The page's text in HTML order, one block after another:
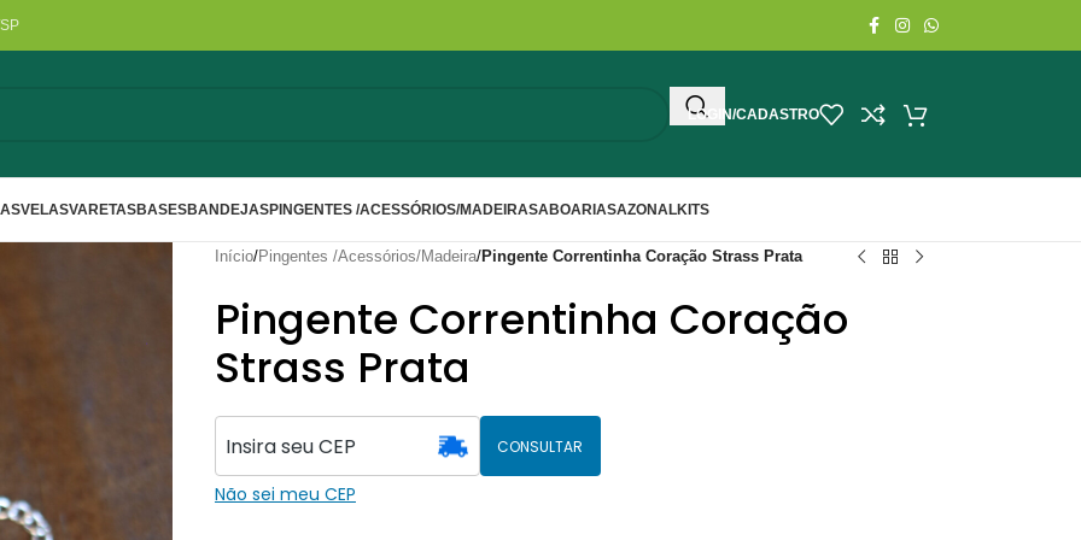
LOGIN/CADASTRO
VELASVARETASBASESBANDEJASPINGENTES /ACESSÓRIOS/MADEIRASABOARIASAZONALKITS
Início/Pingentes /Acessórios/Madeira/Pingente Correntinha Coração Strass Prata
Pingente Correntinha Coração
Strass Prata
CONSULTAR
Não sei meu CEP